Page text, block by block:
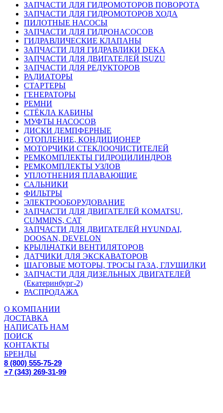
ЗАПЧАСТИ ДЛЯ ГИДРОМОТОРОВ ПОВОРОТА
ЗАПЧАСТИ ДЛЯ ГИДРОМОТОРОВ ХОДА
ПИЛОТНЫЕ НАСОСЫ
ЗАПЧАСТИ ДЛЯ ГИДРОНАСОСОВ
ГИДРАВЛИЧЕСКИЕ КЛАПАНЫ
ЗАПЧАСТИ ДЛЯ ГИДРАВЛИКИ DEKA
ЗАПЧАСТИ ДЛЯ ДВИГАТЕЛЕЙ ISUZU
ЗАПЧАСТИ ДЛЯ РЕДУКТОРОВ
РАДИАТОРЫ
СТАРТЕРЫ
ГЕНЕРАТОРЫ
РЕМНИ
СТЁКЛА КАБИНЫ
МУФТЫ НАСОСОВ
ДИСКИ ДЕМПФЕРНЫЕ
ОТОПЛЕНИЕ, КОНДИЦИОНЕР
МОТОРЧИКИ СТЕКЛООЧИСТИТЕЛЕЙ
РЕМКОМПЛЕКТЫ ГИДРОЦИЛИНДРОВ
РЕМКОМПЛЕКТЫ УЗЛОВ
УПЛОТНЕНИЯ ПЛАВАЮЩИЕ
САЛЬНИКИ
ФИЛЬТРЫ
ЭЛЕКТРООБОРУДОВАНИЕ
ЗАПЧАСТИ ДЛЯ ДВИГАТЕЛЕЙ KOMATSU,
CUMMINS, CAT
ЗАПЧАСТИ ДЛЯ ДВИГАТЕЛЕЙ HYUNDAI,
DOOSAN, DEVELON
КРЫЛЬЧАТКИ ВЕНТИЛЯТОРОВ
ДАТЧИКИ ДЛЯ ЭКСКАВАТОРОВ
ШАГОВЫЕ МОТОРЫ, ТРОСЫ ГАЗА, ГЛУШИЛКИ
ЗАПЧАСТИ ДЛЯ ДИЗЕЛЬНЫХ ДВИГАТЕЛЕЙ
(Екатеринбург-2)
РАСПРОДАЖА
О КОМПАНИИ
ДОСТАВКА
НАПИСАТЬ НАМ
ПОИСК
КОНТАКТЫ
БРЕНДЫ
8 (800) 555-75-29
+7 (343) 269-31-99